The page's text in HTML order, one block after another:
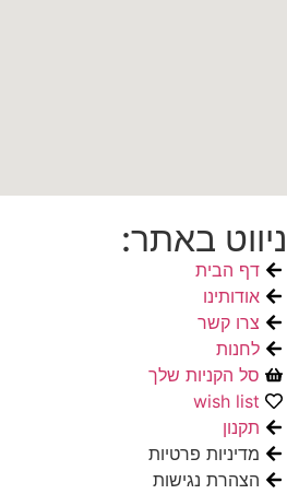
ניווט באתר:
דף הבית
אודותינו
צרו קשר
לחנות
סל הקניות שלך
wish list
תקנון
מדיניות פרטיות
הצהרת נגישות